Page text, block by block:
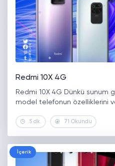
Redmi 10X 4G
Redmi 10X 4G Dünkü sunum
model telefonun özelliklerini ve
5 dk. 71 Okundu
İçerik